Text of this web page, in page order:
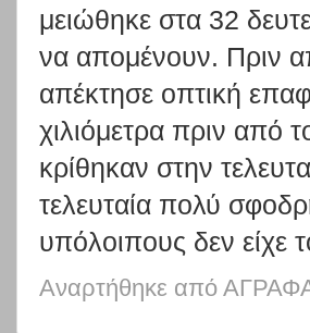
μειώθηκε στα 32
να απομένουν. Πριν
απέκτησε οπτική
χιλιόμετρα πριν από
κρίθηκαν στην
τελευταία πολύ
υπόλοιπους δεν είχε
Αναρτήθηκε από